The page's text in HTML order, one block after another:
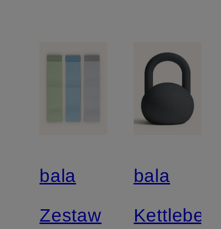
bala
Zestaw
bala
Kettlebell